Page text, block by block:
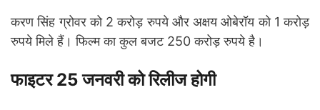
करण सिंह ग्रोवर को 2 करोड़ रुपये और अक्षय ओबेरॉय को 1 करोड़
रुपये मिले हैं। फिल्म का कुल बजट 250 करोड़ रुपये है।
फाइटर 25 जनवरी को रिलीज होगी